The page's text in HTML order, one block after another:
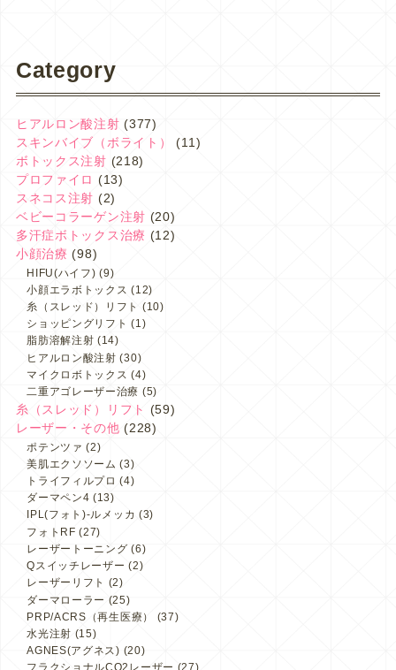
Category
ヒアルロン酸注射 (377)
スキンバイブ（ボライト）
(11)
ボトックス注射 (218)
プロファイロ (13)
スネコス注射 (2)
ベビーコラーゲン注射 (20)
多汗症ボトックス治療 (12)
小顔治療 (98)
HIFU(ハイフ) (9)
小顔エラボトックス (12)
糸（スレッド）リフト (10)
ショッピングリフト (1)
脂肪溶解注射 (14)
ヒアルロン酸注射 (30)
マイクロボトックス (4)
二重アゴレーザー治療 (5)
糸（スレッド）リフト
(59)
レーザー・その他 (228)
ポテンツァ (2)
美肌エクソソーム (3)
トライフィルプロ (4)
ダーマペン4 (13)
IPL(フォト)-ルメッカ (3)
フォトRF (27)
レーザートーニング (6)
Qスイッチレーザー (2)
レーザーリフト (2)
ダーマローラー (25)
PRP/ACRS（再生医療）
(37)
水光注射 (15)
AGNES(アグネス) (20)